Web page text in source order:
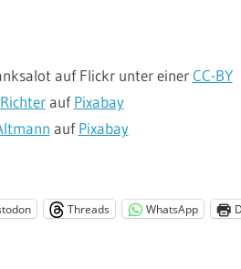
auf Flickr unter einerCC-BY
aufPixabay
aufPixabay
Threads WhatsApp